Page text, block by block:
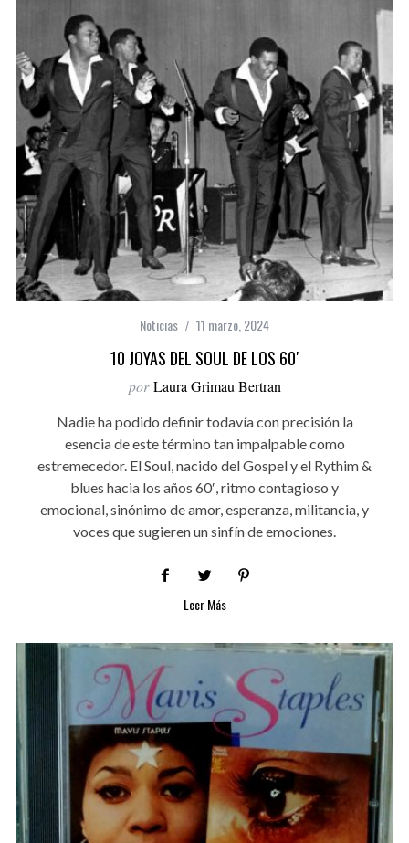
Noticias 11 marzo, 2024
10 JOYAS DEL SOUL DE LOS 60′
por Laura Grimau Bertran
Nadie ha podido definir todavía con precisión la
esencia de este término tan impalpable como
estremecedor. El Soul, nacido del Gospel y el Rythim &
blues hacia los años 60′, ritmo contagioso y
emocional, sinónimo de amor, esperanza, militancia, y
voces que sugieren un sinfín de emociones.
Leer Más